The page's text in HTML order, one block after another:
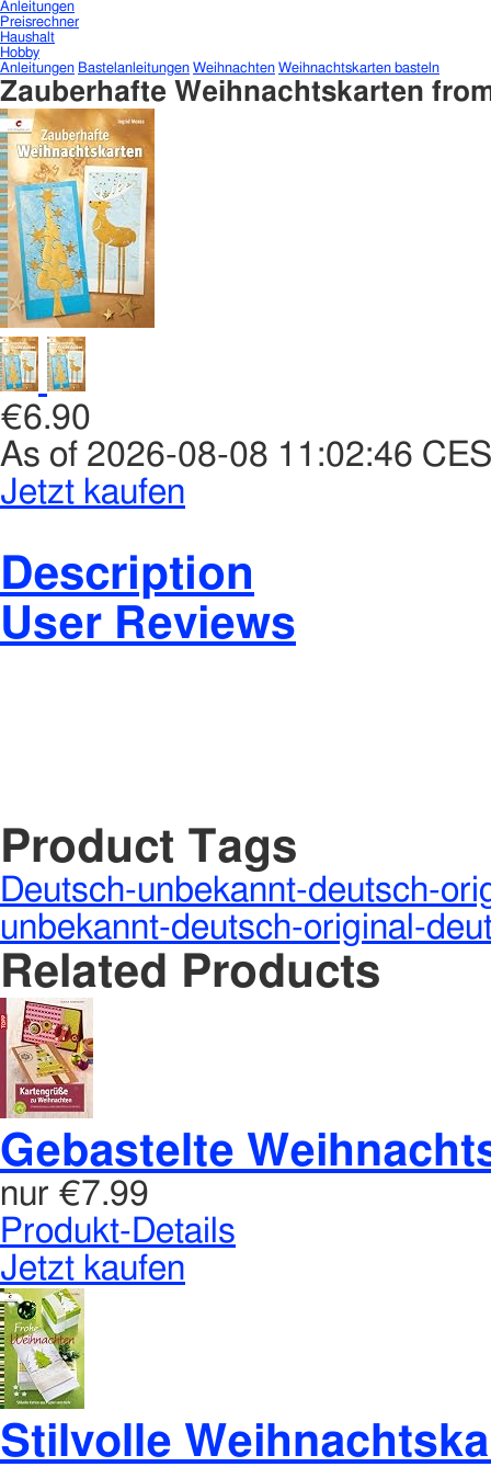
Anleitungen
Preisrechner
Haushalt
Hobby
Anleitungen Bastelanleitungen Weihnachten Weihnachtskarten basteln
Zauberhafte Weihnachtskarten
€6.90
As of 2026-08-08 11:02:46
Jetzt kaufen
Description
User Reviews
Product Tags
Deutsch-unbekannt-deutsch-
unbekannt-deutsch-original-
Related Products
Gebastelte
nur €7.99
Produkt-Details
Jetzt kaufen
Stilvolle